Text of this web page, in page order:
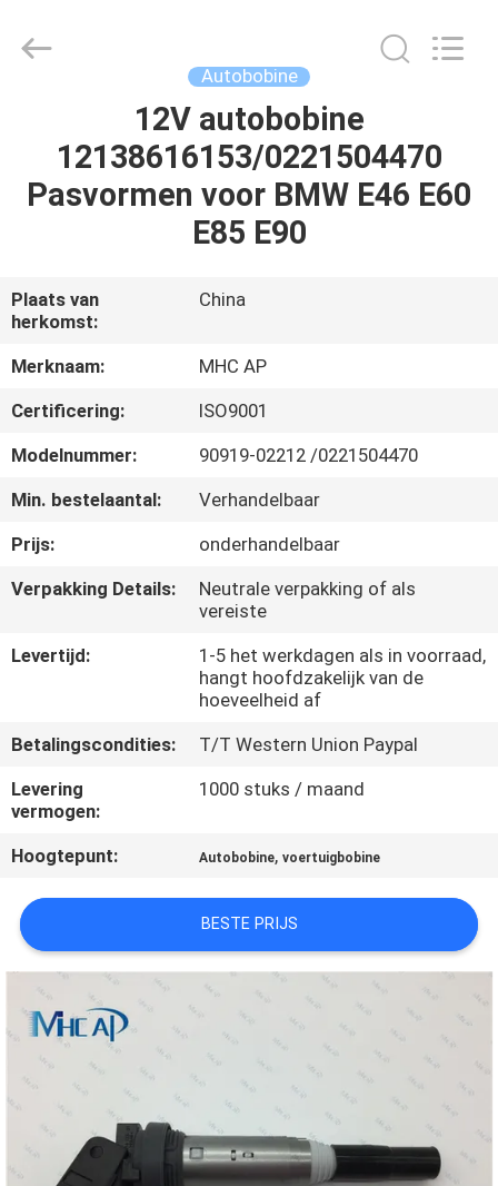
PRODUCTEN
ONS
FABRIEKSREIS
KWALITEITSCONTROLE
NEEM
CONTACT
OP
VERZOEK
EEN
SITEMAP
PRIVACY
POLICY
Limited.
Autobobine
12V autobobine
12138616153/0221504470
Pasvormen voor BMW E46 E60
E85 E90
Plaats van
herkomst:
China
Merknaam:
MHC AP
Certificering:
ISO9001
Modelnummer:
90919-02212 /0221504470
Min. bestelaantal:
Verhandelbaar
Prijs:
onderhandelbaar
Verpakking Details:
Neutrale verpakking of als
vereiste
Levertijd:
1-5 het werkdagen als in voorraad,
hangt hoofdzakelijk van de
hoeveelheid af
Betalingscondities:
T/T Western Union Paypal
Levering
vermogen:
1000 stuks / maand
Hoogtepunt: Autobobine,voertuigbobine
BESTE PRIJS